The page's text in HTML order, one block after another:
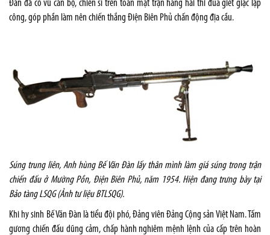
Đàn đã cổ vũ cán bộ, chiến sĩ trên toàn mặt trận hăng hái thi đua giết giặc lập
công, góp phần làm nên chiến thắng Điện Biên Phủ chấn động địa cầu.
Súng trung liên, Anh hùng Bế Văn Đàn lấy thân mình làm giá súng trong trận
chiến đấu ở Mường Pồn, Điện Biên Phủ, năm 1954. Hiện đang trưng bày tại
Bảo tàng LSQG (Ảnh tư liệu BTLSQG).
Khi hy sinh Bế Văn Đàn là tiểu đội phó, Đảng viên Đảng Cộng sản Việt Nam. Tấm
gương chiến đấu dũng cảm, chấp hành nghiêm mệnh lệnh của cấp trên hoàn